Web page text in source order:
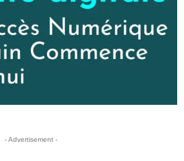
- Advertisement -